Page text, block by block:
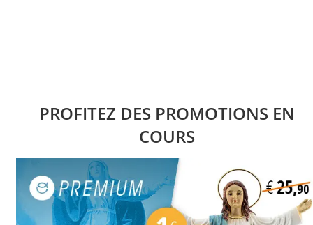
PROFITEZ DES PROMOTIONS EN
COURS